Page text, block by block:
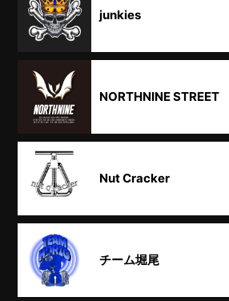
junkies
NORTHNINE STREET
Nut Cracker
チーム堀尾